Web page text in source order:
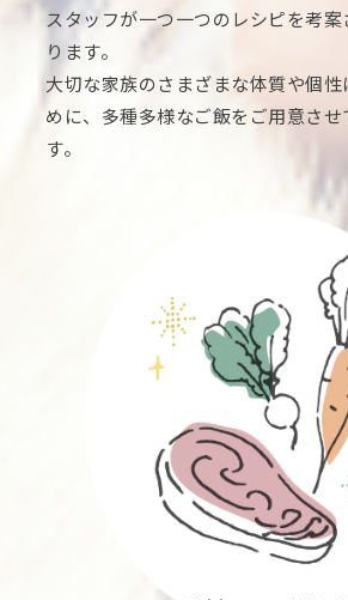
スタッフが一つ一つのレシピを考
ります。
大切な家族のさまざまな体質や個
めに、多種多様なご飯をご用意させ
す。